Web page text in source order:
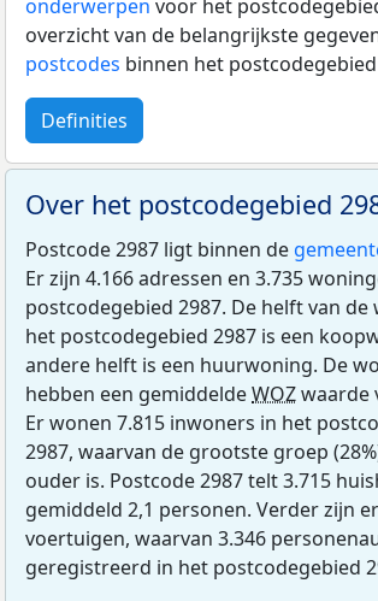
onderwerpen voor het
overzicht van de belangrijkste
postcodes binnen het postcodegebied
Definities
Over het postcodegebied
Postcode 2987 ligt binnen de
Er zijn 4.166 adressen en 3.735
postcodegebied 2987. De helft van de
het postcodegebied 2987 is een
andere helft is een huurwoning. De
hebben een gemiddeldeWOZwaarde
Er wonen 7.815 inwoners in het
2987, waarvan de grootste groep
ouder is. Postcode 2987 telt 3.715
gemiddeld 2,1 personen. Verder zijn
voertuigen, waarvan 3.346
geregistreerd in het postcodegebied